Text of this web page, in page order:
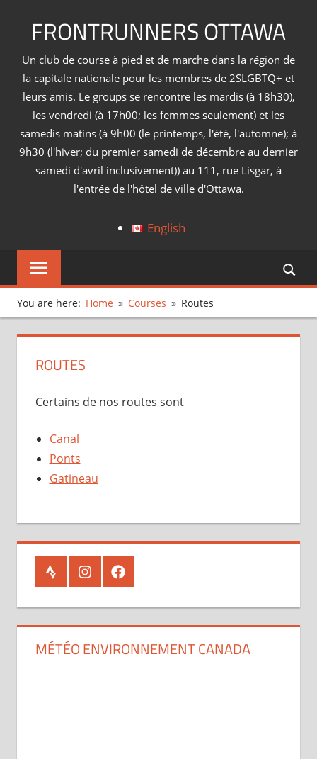
FRONTRUNNERS OTTAWA
Un club de course à pied et de marche dans la région de
la capitale nationale pour les membres de 2SLGBTQ+ et
leurs amis. Le groups se rencontre les mardis (à 18h30),
les vendredi (à 17h00; les femmes seulement) et les
samedis matins (à 9h00 (le printemps, l'été, l'automne); à
9h30 (l'hiver; du premier samedi de décembre au dernier
samedi d'avril inclusivement)) au 111, rue Lisgar, à
l'entrée de l'hôtel de ville d'Ottawa.
English
You are here: Home Courses Routes
ROUTES
Certains de nos routes sont
Canal
Ponts
Gatineau
Strava InstagramFacebook
MÉTÉO ENVIRONNEMENT CANADA